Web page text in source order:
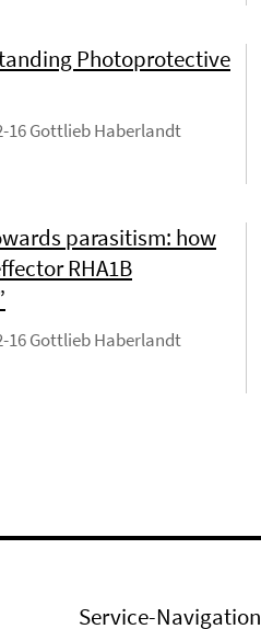
Photoprotective
16 Gottlieb Haberlandt
parasitism: how
RHA1B
16 Gottlieb Haberlandt
Service-Navigation